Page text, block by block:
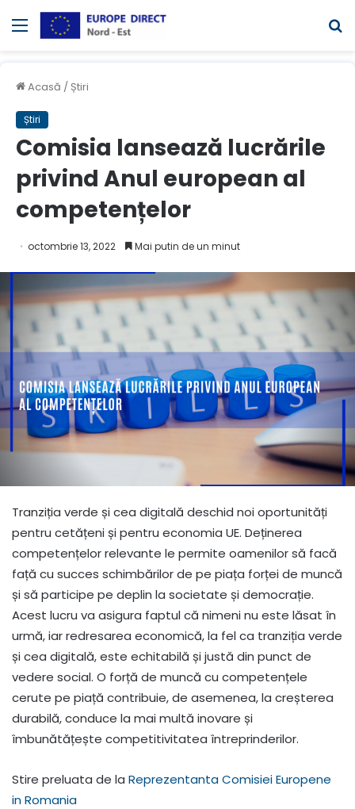
Meniul
Acasă / Știri
Știri
Comisia lansează lucrările
privind Anul european al
competențelor
octombrie 13, 2022 Mai putin de un minut
Tranziția verde și cea digitală deschid noi oportunități
pentru cetățeni și pentru economia UE. Deținerea
competențelor relevante le permite oamenilor să facă
față cu succes schimbărilor de pe piața forței de muncă
și să participe pe deplin la societate și democrație.
Acest lucru va asigura faptul că nimeni nu este lăsat în
urmă, iar redresarea economică, la fel ca tranziția verde
și cea digitală, este echitabilă și justă din punct de
vedere social. O forță de muncă cu competențele
cerute pe piață contribuie, de asemenea, la creșterea
durabilă, conduce la mai multă inovare și
îmbunătățește competitivitatea întreprinderilor.
Stire preluata de la Reprezentanta Comisiei Europene
in Romania